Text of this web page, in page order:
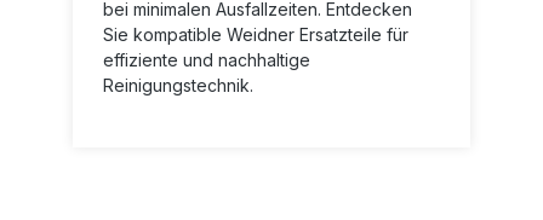
bei minimalen Ausfallzeiten. Entdecken
Sie kompatible Weidner Ersatzteile für
effiziente und nachhaltige
Reinigungstechnik.